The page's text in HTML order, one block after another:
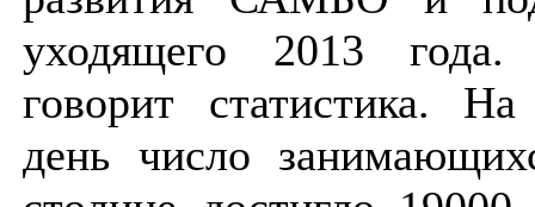
уходящего 2013
говорит статистика.
день число